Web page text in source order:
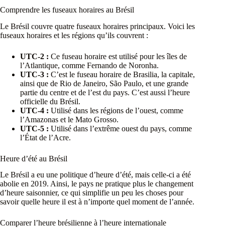
Comprendre les fuseaux horaires au Brésil
Le Brésil couvre quatre fuseaux horaires principaux. Voici les
fuseaux horaires et les régions qu’ils couvrent :
UTC-2 : Ce fuseau horaire est utilisé pour les îles de
l’Atlantique, comme Fernando de Noronha.
UTC-3 : C’est le fuseau horaire de Brasilia, la capitale,
ainsi que de Rio de Janeiro, São Paulo, et une grande
partie du centre et de l’est du pays. C’est aussi l’heure
officielle du Brésil.
UTC-4 : Utilisé dans les régions de l’ouest, comme
l’Amazonas et le Mato Grosso.
UTC-5 : Utilisé dans l’extrême ouest du pays, comme
l’État de l’Acre.
Heure d’été au Brésil
Le Brésil a eu une politique d’heure d’été, mais celle-ci a été
abolie en 2019. Ainsi, le pays ne pratique plus le changement
d’heure saisonnier, ce qui simplifie un peu les choses pour
savoir quelle heure il est à n’importe quel moment de l’année.
Comparer l’heure brésilienne à l’heure internationale